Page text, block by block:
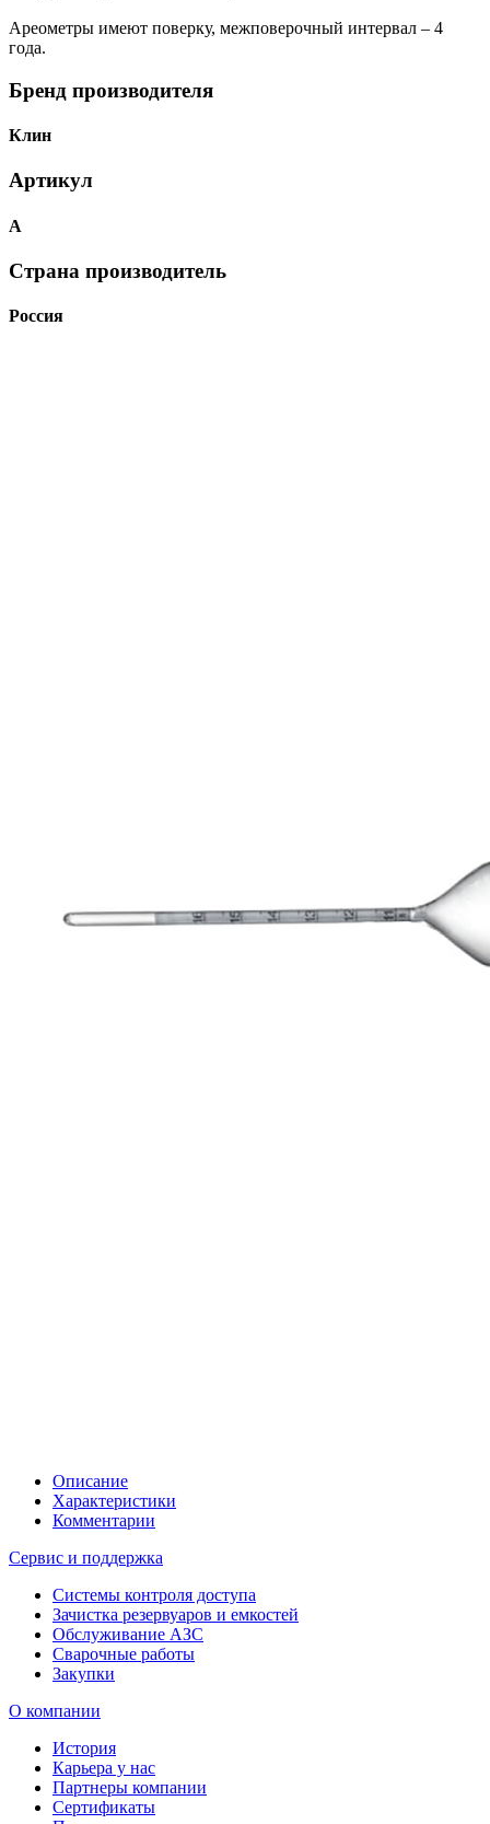
Ареометры имеют поверку, межповерочный интервал – 4
года.
Бренд производителя
Клин
Артикул
А
Страна производитель
Россия
Описание
Характеристики
Комментарии
Сервис и поддержка
Системы контроля доступа
Зачистка резервуаров и емкостей
Обслуживание АЗС
Сварочные работы
Закупки
О компании
История
Карьера у нас
Партнеры компании
Сертификаты